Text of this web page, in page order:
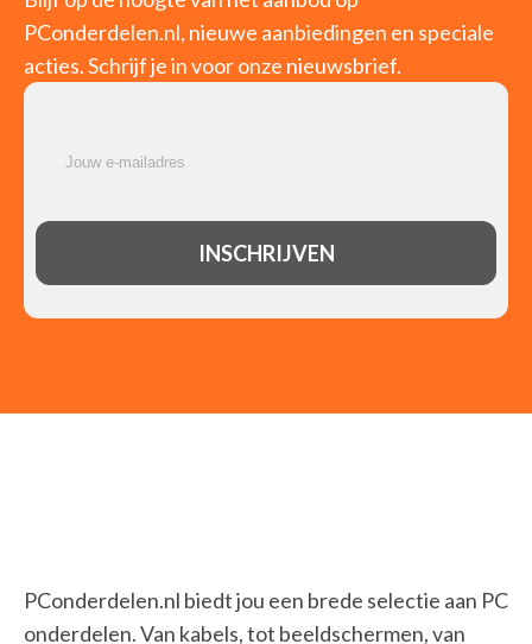
PConderdelen.nl, nieuwe aanbiedingen en speciale
acties. Schrijf je in voor onze nieuwsbrief.
PConderdelen.nl biedt jou een brede selectie aan PC
onderdelen. Van kabels, tot beeldschermen, van